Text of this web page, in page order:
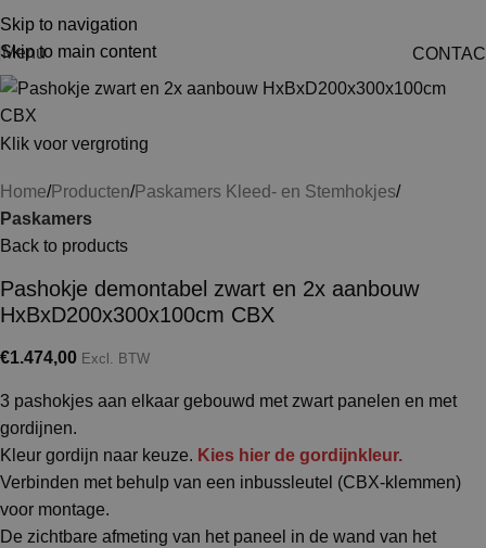
Skip to navigation
Skip to main content
Menu
Klik voor vergroting
Home Producten Paskamers Kleed- en Stemhokjes
Paskamers
Back to products
Pashokje demontabel zwart en 2x aanbouw
HxBxD200x300x100cm CBX
€1.474,00 Excl. BTW
3 pashokjes aan elkaar gebouwd met zwart panelen en met
gordijnen.
Kleur gordijn naar keuze. Kies hier de gordijnkleur.
Verbinden met behulp van een inbussleutel (CBX-klemmen)
voor montage.
De zichtbare afmeting van het paneel in de wand van het